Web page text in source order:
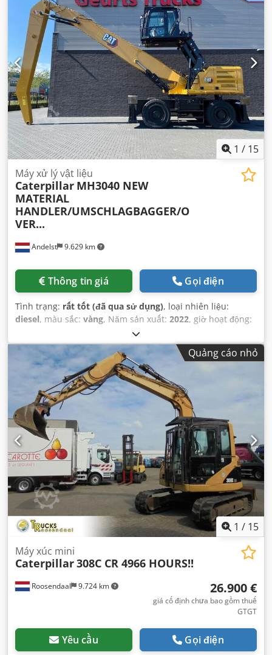
1 / 15
Andelst 9.629 km
Máy xử lý vật liệu
Caterpillar MH3040 NEW
MATERIAL
HANDLER/UMSCHLAGBAGGER/O
VER...
Thông tin giá Gọi điện
Tình trạng: rất tốt (đã qua sử dụng), loại nhiên liệu:
diesel, màu sắc: vàng, Năm sản xuất: 2022, giờ hoạt động:
Quảng cáo nhỏ
1 / 15
Roosendaal 9.724 km
Máy xúc mini
Caterpillar308C CR 4966 HOURS!!
26.900 €
giá cố định chưa bao gồm thuế
GTGT
Yêu cầu Gọi điện